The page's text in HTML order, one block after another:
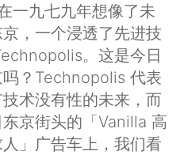
一九七九年想像了未
，一个浸透了先进技
。这是今日
吗？Technopolis 代表
术没有性的未来，而
京街头的「Vanilla 高
」广告车上，我们看